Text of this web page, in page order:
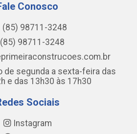
Conosco
(85) 98711-3248
(85) 98711-3248
de segunda a sexta-feira das
e das 13h30 às 17h30
Sociais
Instagram